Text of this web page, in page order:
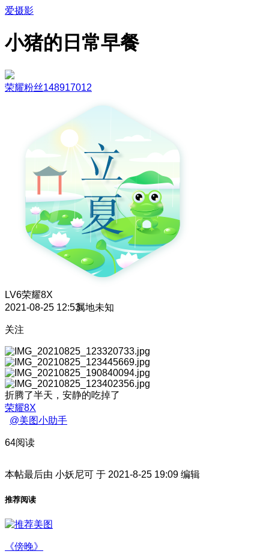
爱摄影
小猪的日常早餐
荣耀粉丝148917012
LV6荣耀8X
2021-08-25 12:53属地未知
关注
折腾了半天，安静的吃掉了
荣耀8X
@美图小助手
64阅读
本帖最后由 小妖尼可 于 2021-8-25 19:09 编辑
推荐阅读
《傍晚》